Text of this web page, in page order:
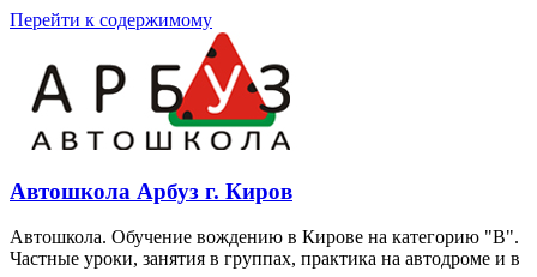
Перейти к содержимому
Автошкола Арбуз г. Киров
Автошкола. Обучение вождению в Кирове на категорию "В".
Частные уроки, занятия в группах, практика на автодроме и в